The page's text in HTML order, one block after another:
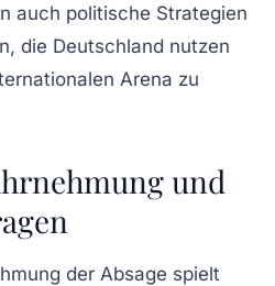
auch politische Strategien
die Deutschland nutzen
Arena zu
und
der Absage spielt